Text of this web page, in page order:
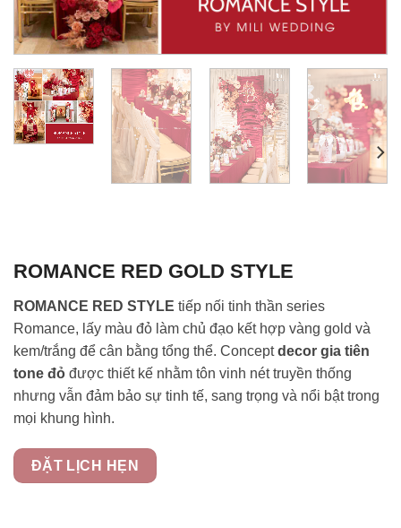
ROMANCE RED GOLD STYLE
ROMANCE RED STYLE tiếp nối tinh thần series
Romance, lấy màu đỏ làm chủ đạo kết hợp vàng gold và
kem/trắng để cân bằng tổng thể. Conceptdecor gia tiên
tone đỏ được thiết kế nhằm tôn vinh nét truyền thống
nhưng vẫn đảm bảo sự tinh tế, sang trọng và nổi bật trong
mọi khung hình.
ĐẶT LỊCH HẸN